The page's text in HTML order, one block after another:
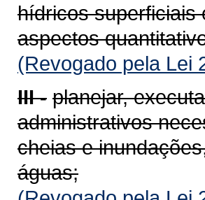
hídricos superficiais
aspectos
(Revogado pela Lei
III - planejar,
administrativos
cheias e
águas;